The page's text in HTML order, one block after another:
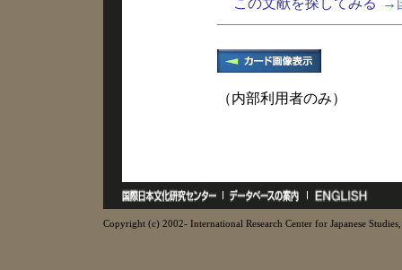
この文献を探してみる
→
（内部利用者のみ）
Copyright (c) 2002- International Research Center for Japanese